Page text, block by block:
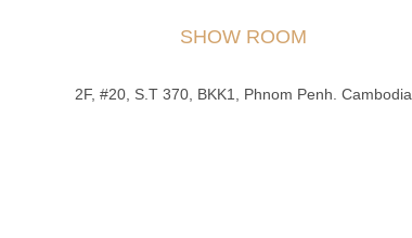
SHOW ROOM
2F, #20, S.T 370, BKK1, Phnom Penh. Cambodia